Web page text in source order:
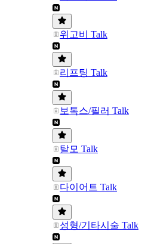
위고비 Talk
리프팅 Talk
보톡스/필러 Talk
탈모 Talk
다이어트 Talk
성형/기타시술 Talk